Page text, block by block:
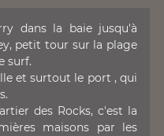
dans la baie jusqu'à
petit tour sur la plage
surf.
et surtout le port , qui
des Rocks, c'est la
maisons par les